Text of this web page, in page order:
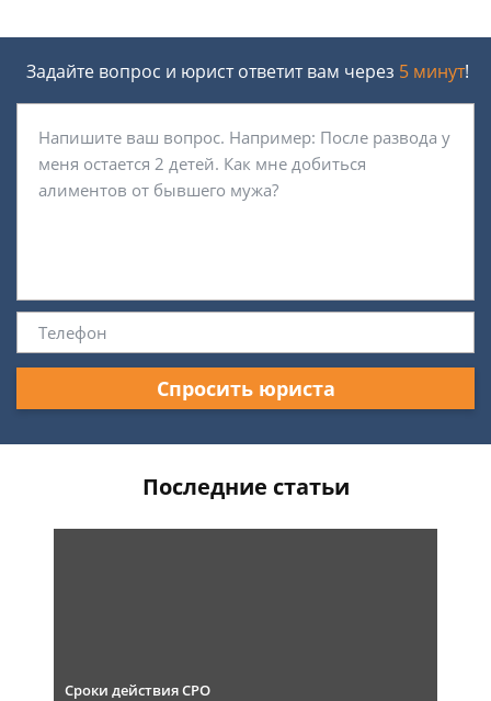
Задайте вопрос и юрист ответит вам через 5 минут!
Спросить юриста
Последние статьи
Сроки действия СРО